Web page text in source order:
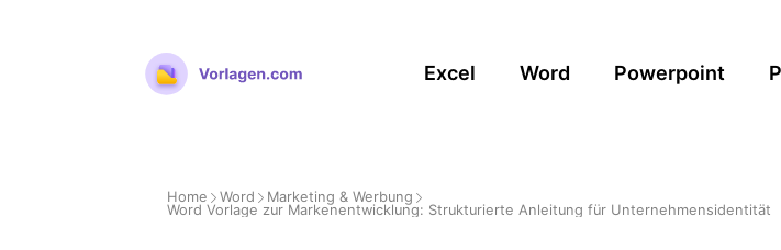
Excel Word Powerpoint
Home Word
Marketing & Werbung
Word Vorlage zur Markenentwicklung: Strukturierte Anleitung für Unternehmensidentität